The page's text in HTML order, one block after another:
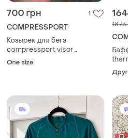
700 грн 1
COMPRESSPORT
Козырек для бега
compressport visor
ultralight.
One size
1873